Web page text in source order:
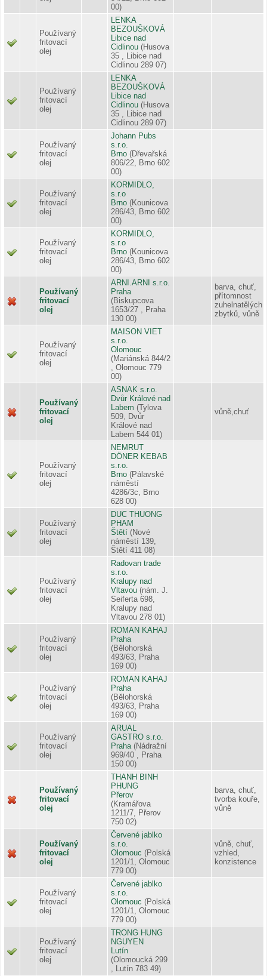
00)
Používaný
fritovací
olej
LENKA
BEZOUŠKOVÁ
Libice nad
Cidlinou (Husova
35 , Libice nad
Cidlinou 289 07)
Používaný
fritovací
olej
LENKA
BEZOUŠKOVÁ
Libice nad
Cidlinou (Husova
35 , Libice nad
Cidlinou 289 07)
Používaný
fritovací
olej
Johann Pubs
s.r.o.
Brno (Dřevařská
806/22, Brno 602
00)
Používaný
fritovací
olej
KORMIDLO,
s.r.o
Brno (Kounicova
286/43, Brno 602
00)
Používaný
fritovací
olej
KORMIDLO,
s.r.o
Brno (Kounicova
286/43, Brno 602
00)
Používaný
fritovací
olej
ARNI.ARNI s.r.o.
Praha
(Biskupcova
1653/27 , Praha
130 00)
barva, chuť,
přítomnost
zuhelnatělých
zbytků, vůně
Používaný
fritovací
olej
MAISON VIET
s.r.o.
Olomouc
(Mariánská 844/2
, Olomouc 779
00)
Používaný
fritovací
olej
ASNAK s.r.o.
Dvůr Králové nad
Labem (Tylova
509, Dvůr
Králové nad
Labem 544 01)
vůně,chuť
Používaný
fritovací
olej
NEMRUT
DÖNER KEBAB
s.r.o.
Brno (Pálavské
náměstí
4286/3c, Brno
628 00)
Používaný
fritovací
olej
DUC THUONG
PHAM
Štětí (Nové
náměstí 139,
Štětí 411 08)
Používaný
fritovací
olej
Radovan trade
s.r.o.
Kralupy nad
Vltavou (nám. J.
Seiferta 698,
Kralupy nad
Vltavou 278 01)
Používaný
fritovací
olej
ROMAN KAHAJ
Praha
(Bělohorská
493/63, Praha
169 00)
Používaný
fritovací
olej
ROMAN KAHAJ
Praha
(Bělohorská
493/63, Praha
169 00)
Používaný
fritovací
olej
ARUAL
GASTRO s.r.o.
Praha (Nádražní
969/40 , Praha
150 00)
Používaný
fritovací
olej
THANH BINH
PHUNG
Přerov
(Kramářova
1211/7, Přerov
750 02)
barva, chuť,
tvorba kouře,
vůně
Používaný
fritovací
olej
Červené jablko
s.r.o.
Olomouc (Polská
1201/1, Olomouc
779 00)
vůně, chuť,
vzhled,
konzistence
Používaný
fritovací
olej
Červené jablko
s.r.o.
Olomouc (Polská
1201/1, Olomouc
779 00)
Používaný
fritovací
olej
TRONG HUNG
NGUYEN
Lutín
(Olomoucká 299
, Lutín 783 49)